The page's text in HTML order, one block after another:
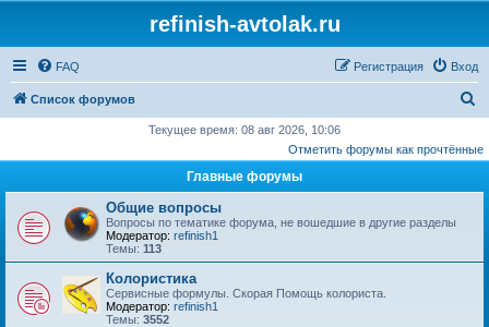
refinish-avtolak.ru
FAQ Вход
Регистрация
Список форумов
и
Текущее время: 08 авг 2026, 10:06
Отметить форумы как прочтённые
Главные форумы
Общие вопросы
Вопросы по тематике форума, не вошедшие в другие разделы
Модератор: refinish1
Темы: 113
Колористика
Сервисные формулы. Скорая Помощь колориста.
Модератор: refinish1
Темы: 3552